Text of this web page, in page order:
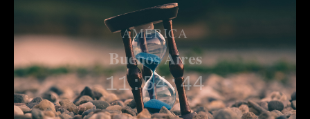
AMÉRICA
Ciudad de México
09:54:49